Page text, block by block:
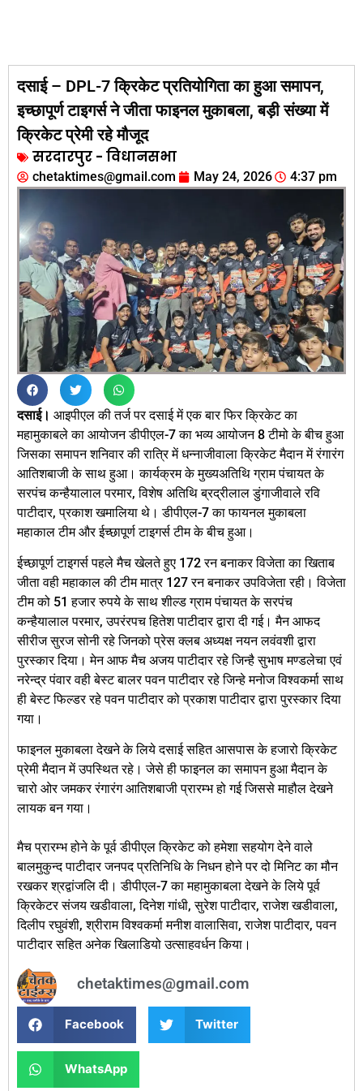
दसाई – DPL-7 क्रिकेट प्रतियोगिता का हुआ समापन,
इच्छापूर्ण टाइगर्स ने जीता फाइनल मुकाबला, बड़ी संख्या में
क्रिकेट प्रेमी रहे मौजूद
सरदारपुर - विधानसभा
chetaktimes@gmail.com May 24, 2026 4:37 pm
दसाई। आइपीएल की तर्ज पर दसाई में एक बार फिर क्रिकेट का
महामुकाबले का आयोजन डीपीएल-7 का भव्य आयोजन 8 टीमो के बीच हुआ
जिसका समापन शनिवार की रात्रि में धन्नाजीवाला क्रिकेट मैदान में रंगारंग
आतिशबाजी के साथ हुआ। कार्यक्रम के मुख्यअतिथि ग्राम पंचायत के
सरपंच कन्हैयालाल परमार, विशेष अतिथि ब्रद्रीलाल डुंगाजीवाले रवि
पाटीदार, प्रकाश खमालिया थे। डीपीएल-7 का फायनल मुकाबला
महाकाल टीम और ईच्छापूर्ण टाइगर्स टीम के बीच हुआ।
ईच्छापूर्ण टाइगर्स पहले मैच खेलते हुए 172 रन बनाकर विजेता का खिताब
जीता वही महाकाल की टीम मात्र 127 रन बनाकर उपविजेता रही। विजेता
टीम को 51 हजार रुपये के साथ शील्ड ग्राम पंचायत के सरपंच
कन्हैयालाल परमार, उपरंरपच हितेश पाटीदार द्वारा दी गई। मैन आफद
सीरीज सुरज सोनी रहे जिनको प्रेस क्लब अध्यक्ष नयन लवंवशी द्वारा
पुरस्कार दिया। मेन आफ मैच अजय पाटीदार रहे जिन्है सुभाष मण्डलेचा एवं
नरेन्द्र पंवार वही बेस्ट बालर पवन पाटीदार रहे जिन्हे मनोज विश्वकर्मा साथ
ही बेस्ट फिल्डर रहे पवन पाटीदार को प्रकाश पाटीदार द्वारा पुरस्कार दिया
गया।
‎फाइनल मुकाबला देखने के लिये दसाई सहित आसपास के हजारो क्रिकेट
प्रेमी मैदान में उपस्थित रहे। जेसे ही फाइनल का समापन हुआ मैदान के
चारो ओर जमकर रंगारंग आतिशबाजी प्रारम्भ हो गई जिससे माहौल देखने
लायक बन गया।
मैच प्रारम्भ होने के पूर्व डीपीएल क्रिकेट को हमेशा सहयोग देने वाले
बालमुकुन्द पाटीदार जनपद प्रतिनिधि के निधन होने पर दो मिनिट का मौन
रखकर श्रद्वांजलि दी। ‎डीपीएल-7 का महामुकाबला देखने के लिये पूर्व
क्रिकेटर संजय खडीवाला, दिनेश गांधी, सुरेश पाटीदार, राजेश खडीवाला,
दिलीप रघुवंशी, श्रीराम विश्वकर्मा मनीश वालासिवा, राजेश पाटीदार, पवन
पाटीदार सहित अनेक खिलाडियो उत्साहवर्धन किया।
chetaktimes@gmail.com
Facebook Twitter
WhatsApp